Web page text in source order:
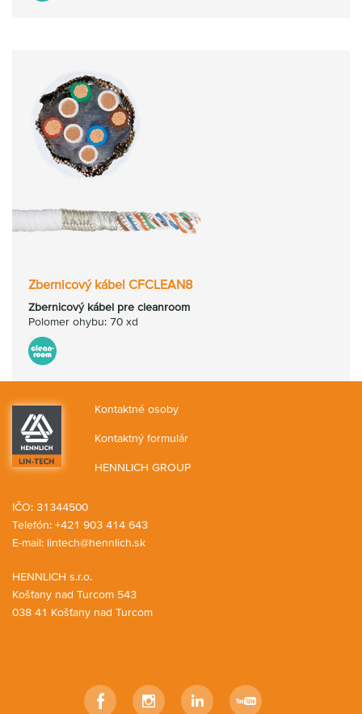
Zbernicový kábel CFCLEAN8
Zbernicový kábel pre cleanroom
Polomer ohybu: 70 xd
Kontaktné osoby
Kontaktný formulár
HENNLICH GROUP
HENNLICH s.r.o.
Košťany nad Turcom 543
038 41 Košťany nad Turcom
IČO: 31344500
Telefón: +421 903 414 643
E-mail: lintech@hennlich.sk
FacebookInstagramLinkedIn YouTube